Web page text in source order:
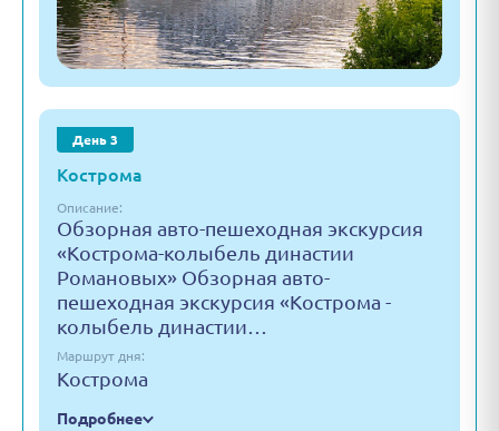
День 3
Кострома
Описание:
Обзорная авто-пешеходная экскурсия
«Кострома-колыбель династии
Романовых» Обзорная авто-
пешеходная экскурсия «Кострома -
колыбель династии…
Маршрут дня:
Кострома
Подробнее